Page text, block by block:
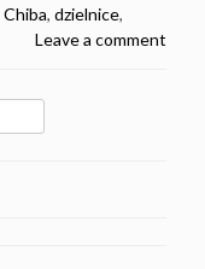
Chiba, dzielnice,
Leave a comment